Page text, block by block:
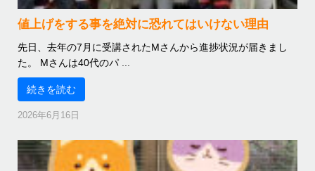
値上げをする事を絶対に恐れてはいけない理由
先日、去年の7月に受講されたMさんから進捗状況が届きまし
た。 Mさんは40代のパ ...
続きを読む
2026年6月16日